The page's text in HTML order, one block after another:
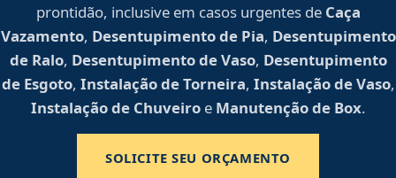
prontidão, inclusive em casos urgentes de Caça
Vazamento, Desentupimento de Pia, Desentupimento
de Ralo, Desentupimento de Vaso, Desentupimento
de Esgoto, Instalação de Torneira, Instalação de Vaso,
Instalação de Chuveiroe Manutenção de Box.
SOLICITE SEU ORÇAMENTO